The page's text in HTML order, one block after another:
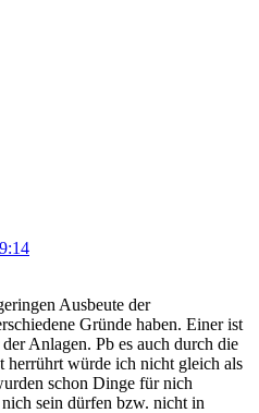
Ausbeute der
Gründe haben. Einer ist
Anlagen. Pb es auch durch die
herrührt würde ich nicht gleich als
schon Dinge für nich
sein dürfen bzw. nicht in